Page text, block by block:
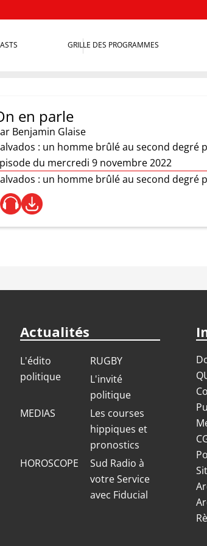
GRILLE DES PROGRAMMES
en parle
Benjamin Glaise
: un homme brûlé au second
du mercredi 9 novembre 2022
: un homme brûlé au second
Actualités
L'édito
politique
RUGBY
L'invité
politique
MEDIAS
Les courses
hippiques et
pronostics
HOROSCOPE
Sud Radio à
votre Service
avec Fiducial